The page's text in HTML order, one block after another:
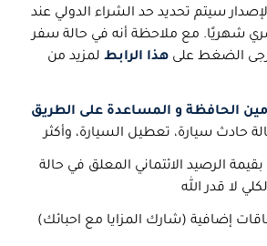
سيتم تحديد حد الشراء الدولي عند
مصري شهريًا. مع ملاحظة أنه في حالة سفر
الضغط علىهذا الرابط لمزيد من
الحافظة و المساعدة على الطريق
حادث سيارة، تعطيل السيارة، وأكثر
بقيمة الرصيد الائتماني المعلق في حالة
لا قدر الله